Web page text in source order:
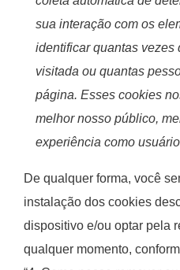
coleta automática de
sua interação com os
identificar quantas vezes
visitada ou quantas
página. Esses cookies
melhor nosso público,
experiência como
De qualquer forma, você
instalação dos cookies
dispositivo e/ou optar pela
qualquer momento,